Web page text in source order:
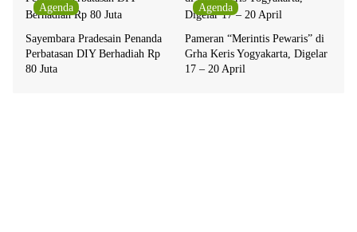
Agenda
Sayembara Pradesain Penanda
Perbatasan DIY Berhadiah Rp
80 Juta
Agenda
Pameran “Merintis Pewaris” di
Grha Keris Yogyakarta, Digelar
17 – 20 April